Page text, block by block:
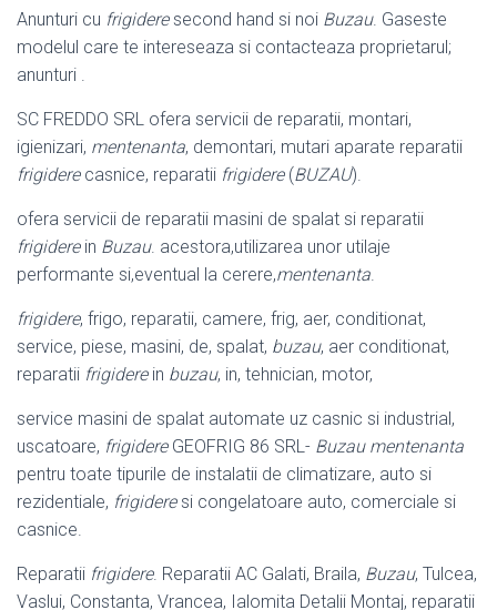
Anunturi cu frigideresecond hand si noi Buzau. Gaseste
modelul care te intereseaza si contacteaza proprietarul;
anunturi .
SC FREDDO SRL ofera servicii de reparatii, montari,
igienizari, mentenanta, demontari, mutari aparate reparatii
frigiderecasnice, reparatii frigidere(BUZAU).
ofera servicii de reparatii masini de spalat si reparatii
frigiderein Buzau. acestora,utilizarea unor utilaje
performante si,eventual la cerere,mentenanta.
frigidere, frigo, reparatii, camere, frig, aer, conditionat,
service, piese, masini, de, spalat, buzau, aer conditionat,
reparatii frigiderein buzau, in, tehnician, motor,
service masini de spalat automate uz casnic si industrial,
uscatoare, frigidereGEOFRIG 86 SRL- Buzau mentenanta
pentru toate tipurile de instalatii de climatizare, auto si
rezidentiale, frigideresi congelatoare auto, comerciale si
casnice.
Reparatii frigidere. Reparatii AC Galati, Braila, Buzau, Tulcea,
Vaslui, Constanta, Vrancea, Ialomita Detalii Montaj, reparatii